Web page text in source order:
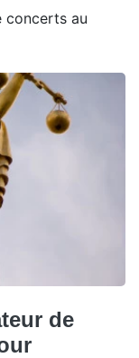
concerts au
de